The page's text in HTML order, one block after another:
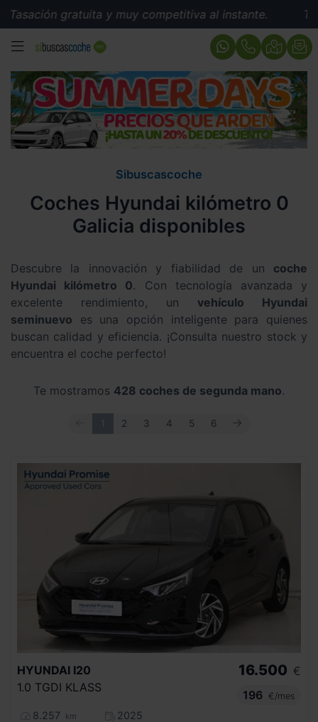
y muy competitiva al instante. Tasación
MENÚ
Sibuscascoche
Coches Hyundai kilómetro 0
Galicia disponibles
Descubre la innovación y fiabilidad de un coche
Hyundai kilómetro 0. Con tecnología avanzada y
excelente rendimiento, un vehículo Hyundai
seminuevo es una opción inteligente para quienes
buscan calidad y eficiencia. ¡Consulta nuestro stock y
encuentra el coche perfecto!
Te mostramos 428 coches de segunda mano.
ANTERIOR
2 3 4 5 6 SIGUIENTE
HYUNDAI I20
1.0 TGDI KLASS
8.257 km
2025
16.500 €
196
€/mes